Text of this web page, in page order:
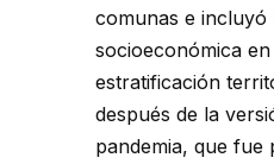
comunas e incluyó
socioeconómica
estratificación
después de la
pandemia, que fue